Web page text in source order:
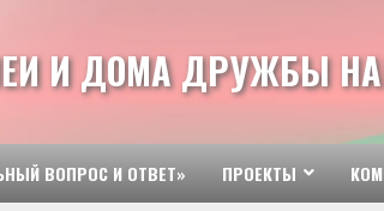
И ДОМА ДРУЖБЫ
ВОПРОС И ОТВЕТ» ПРОЕКТЫ